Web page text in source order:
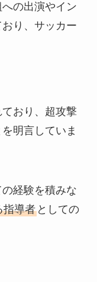
の出演やイン
り、サッカー
おり、超攻撃
明言していま
経験を積みな
指導者としての